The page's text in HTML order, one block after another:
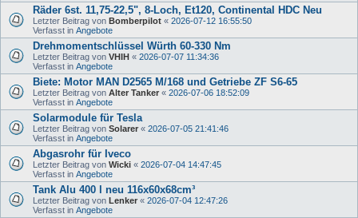
Räder 6st. 11,75-22,5", 8-Loch, Et120, Continental HDC Neu
Letzter Beitrag von Bomberpilot « 2026-07-12 16:55:50
Verfasst in Angebote
Drehmomentschlüssel Würth 60-330 Nm
Letzter Beitrag von VHIH « 2026-07-07 11:34:36
Verfasst in Angebote
Biete: Motor MAN D2565 M/168 und Getriebe ZF S6-65
Letzter Beitrag von Alter Tanker « 2026-07-06 18:52:09
Verfasst in Angebote
Solarmodule für Tesla
Letzter Beitrag von Solarer « 2026-07-05 21:41:46
Verfasst in Angebote
Abgasrohr für Iveco
Letzter Beitrag von Wicki « 2026-07-04 14:47:45
Verfasst in Angebote
Tank Alu 400 l neu 116x60x68cm³
Letzter Beitrag von Lenker « 2026-07-04 12:47:26
Verfasst in Angebote